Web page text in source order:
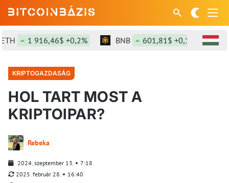
1 916,46$ +0,2% BNB 601,81$ +0,11%
KRIPTOGAZDASÁG
HOL TART MOST A
KRIPTOIPAR?
Rebeka
2024. szeptember 13.
7:18
2025. február 28.
16:40